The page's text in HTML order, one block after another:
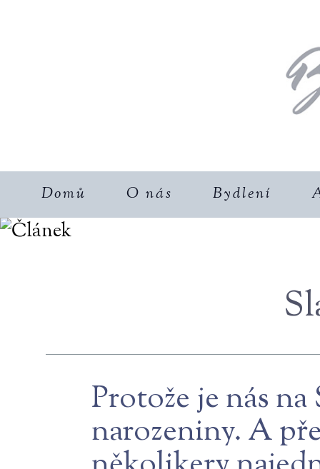
Domů O nás Bydlení
Protože je nás
narozeniny. A